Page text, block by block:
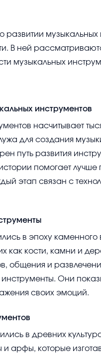
развитии музыкальных
В ней
музыкальных
инструментов
насчитывает
для создания
путь развития
помогает лучше
этап связан с
в эпоху
как кости, камни и
общения и
Они
своих эмоций.
в древних
и арфы, которые